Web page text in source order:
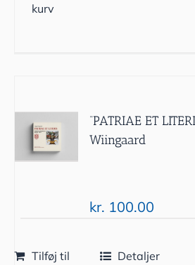
kurv
“PATRIAE ET
Wiingaard
kr. 100.00
Tilføj til
Detaljer